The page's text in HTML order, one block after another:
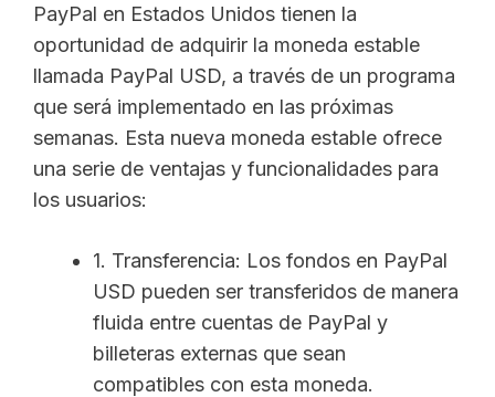
PayPal en Estados Unidos tienen la
oportunidad de adquirir la moneda estable
llamada PayPal USD, a través de un programa
que será implementado en las próximas
semanas. Esta nueva moneda estable ofrece
una serie de ventajas y funcionalidades para
los usuarios:
1. Transferencia: Los fondos en PayPal
USD pueden ser transferidos de manera
fluida entre cuentas de PayPal y
billeteras externas que sean
compatibles con esta moneda.